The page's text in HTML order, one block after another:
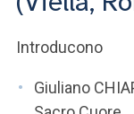
Introducono
Giuliano